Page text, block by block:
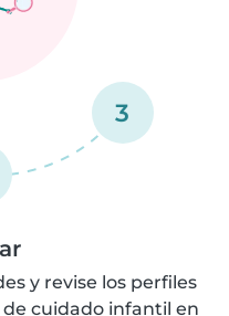
3
y revise los perfiles
cuidado infantil en